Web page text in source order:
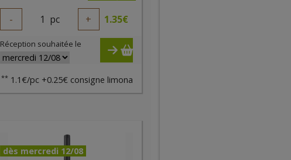
- 1 pc + 1.35€
Réception souhaitée le
** 1.1€/pc +0.25€ consigne limona
dès mercredi 12/08